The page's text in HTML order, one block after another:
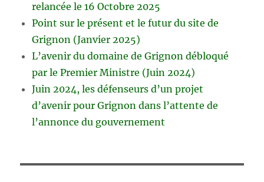
relancée le 16 Octobre 2025
Point sur le présent et le futur du site de
Grignon (Janvier 2025)
L’avenir du domaine de Grignon débloqué
par le Premier Ministre (Juin 2024)
Juin 2024, les défenseurs d’un projet
d’avenir pour Grignon dans l’attente de
l’annonce du gouvernement